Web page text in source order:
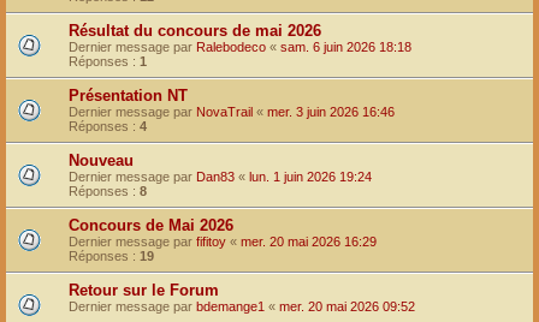
Résultat du concours de mai 2026
Dernier message par Ralebodeco « sam. 6 juin 2026 18:18
Réponses : 1
Présentation NT
Dernier message par NovaTrail « mer. 3 juin 2026 16:46
Réponses : 4
Nouveau
Dernier message par Dan83 « lun. 1 juin 2026 19:24
Réponses : 8
Concours de Mai 2026
Dernier message par fifitoy « mer. 20 mai 2026 16:29
Réponses : 19
Retour sur le Forum
Dernier message par bdemange1 « mer. 20 mai 2026 09:52